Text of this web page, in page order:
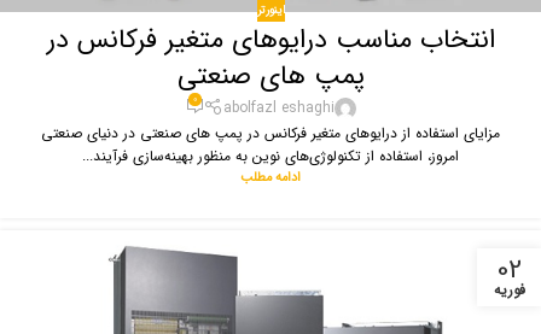
اینورتر
انتخاب مناسب درایوهای متغیر فرکانس در
پمپ های صنعتی
abolfazl eshaghi
0
مزایای استفاده از درایوهای متغیر فرکانس در پمپ های صنعتی در دنیای صنعتی
امروز، استفاده از تکنولوژی‌های نوین به منظور بهینه‌سازی فرآیند...
ادامه مطلب
02
فوریه